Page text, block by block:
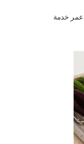
عمر خدمة